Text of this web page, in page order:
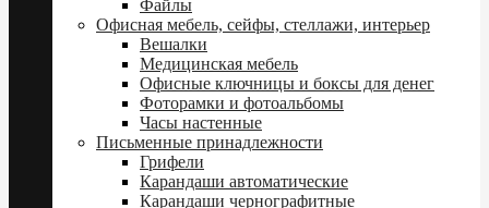
Файлы
Офисная мебель, сейфы, стеллажи, интерьер
Вешалки
Медицинская мебель
Офисные ключницы и боксы для денег
Фоторамки и фотоальбомы
Часы настенные
Письменные принадлежности
Грифели
Карандаши автоматические
Карандаши чернографитные